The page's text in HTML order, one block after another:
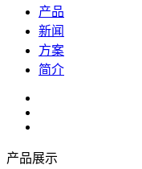
产品
新闻
方案
简介
产品展示